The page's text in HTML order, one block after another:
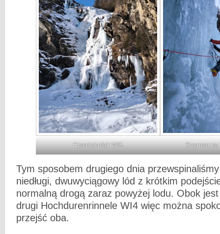
Eisenlehnfall WI5 Szymon na
Tym sposobem drugiego dnia
niedługi, dwuwyciągowy lód z krótkim
normalną drogą zaraz powyżej lodu. Obok jest
drugi Hochdurenrinnele WI4 więc można
przejść oba.